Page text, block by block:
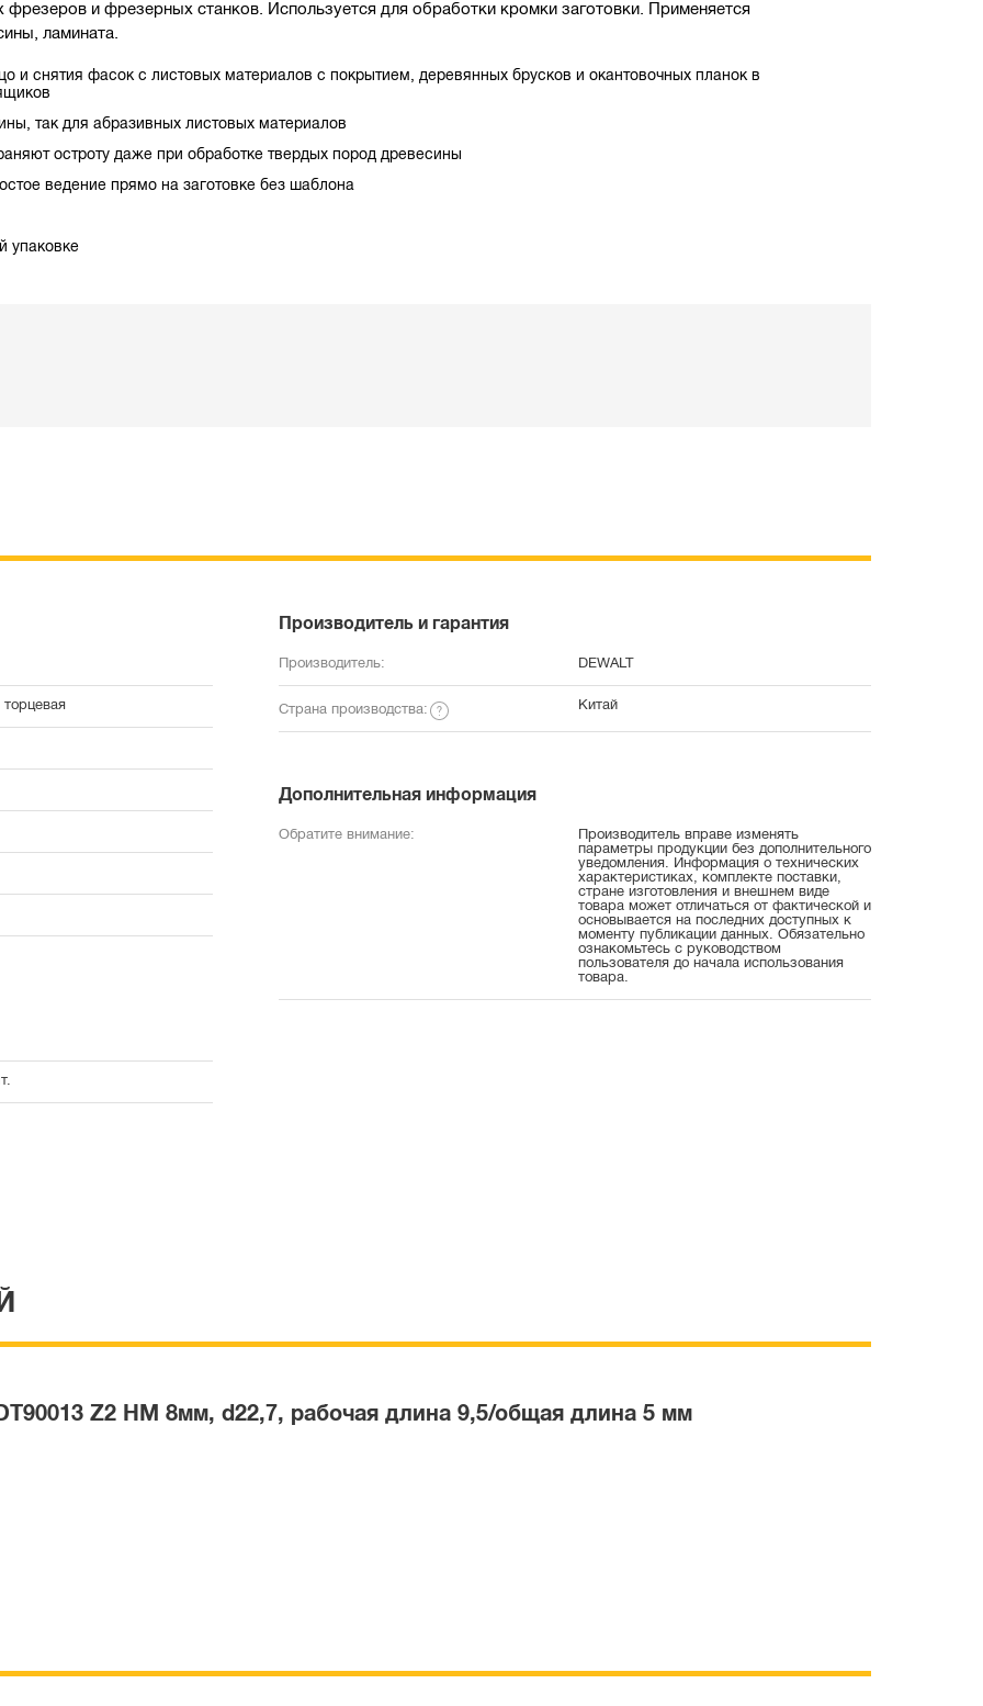
и фрезерных станков. Используется для обработки кромки заготовки. Применяется
ламината.
и снятия фасок с листовых материалов с покрытием, деревянных брусков и окантовочных планок в
так для абразивных листовых материалов
остроту даже при обработке твердых пород древесины
ведение прямо на заготовке без шаблона
упаковке
торцевая
Производитель и гарантия
Производитель: DEWALT
Страна производства: Китай
Дополнительная информация
Обратите внимание:
Производитель вправе изменять
параметры продукции без дополнительного
уведомления. Информация о технических
характеристиках, комплекте поставки,
стране изготовления и внешнем виде
товара может отличаться от фактической и
основывается на последних доступных к
моменту публикации данных. Обязательно
ознакомьтесь с руководством
пользователя до начала использования
товара.
Z2 HM 8мм, d22,7, рабочая длина 9,5/общая длина 5 мм